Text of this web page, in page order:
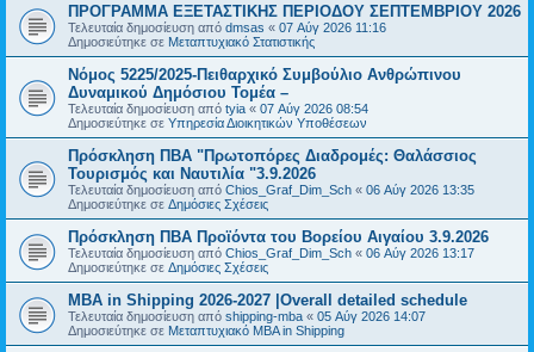
ΠΡΟΓΡΑΜΜΑ ΕΞΕΤΑΣΤΙΚΗΣ ΠΕΡΙΟΔΟΥ ΣΕΠΤΕΜΒΡΙΟΥ 2026
Τελευταία δημοσίευση από dmsas « 07 Αύγ 2026 11:16
Δημοσιεύτηκε σε Μεταπτυχιακό Στατιστικής
Νόμος 5225/2025-Πειθαρχικό Συμβούλιο Ανθρώπινου
Δυναμικού Δημόσιου Τομέα –
Τελευταία δημοσίευση από tyia « 07 Αύγ 2026 08:54
Δημοσιεύτηκε σε Υπηρεσία Διοικητικών Υποθέσεων
Πρόσκληση ΠΒΑ "Πρωτοπόρες Διαδρομές: Θαλάσσιος
Τουρισμός και Ναυτιλία "3.9.2026
Τελευταία δημοσίευση από Chios_Graf_Dim_Sch « 06 Αύγ 2026 13:35
Δημοσιεύτηκε σε Δημόσιες Σχέσεις
Πρόσκληση ΠΒΑ Προϊόντα του Βορείου Αιγαίου 3.9.2026
Τελευταία δημοσίευση από Chios_Graf_Dim_Sch « 06 Αύγ 2026 13:17
Δημοσιεύτηκε σε Δημόσιες Σχέσεις
MBA in Shipping 2026-2027 |Overall detailed schedule
Τελευταία δημοσίευση από shipping-mba « 05 Αύγ 2026 14:07
Δημοσιεύτηκε σε Μεταπτυχιακό MBA in Shipping